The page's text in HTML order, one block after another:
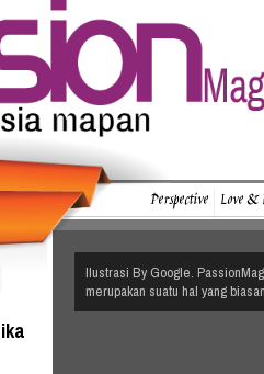
Perspective Love
Ilustrasi By Google.
merupakan suatu hal yang